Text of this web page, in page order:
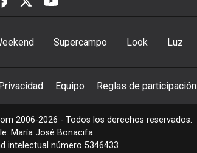
Supercampo Look Luz
Privacidad Equipo Reglas de participación
2006-2026 - Todos los derechos reservados.
María José Bonacifa.
intelectual número 5346433